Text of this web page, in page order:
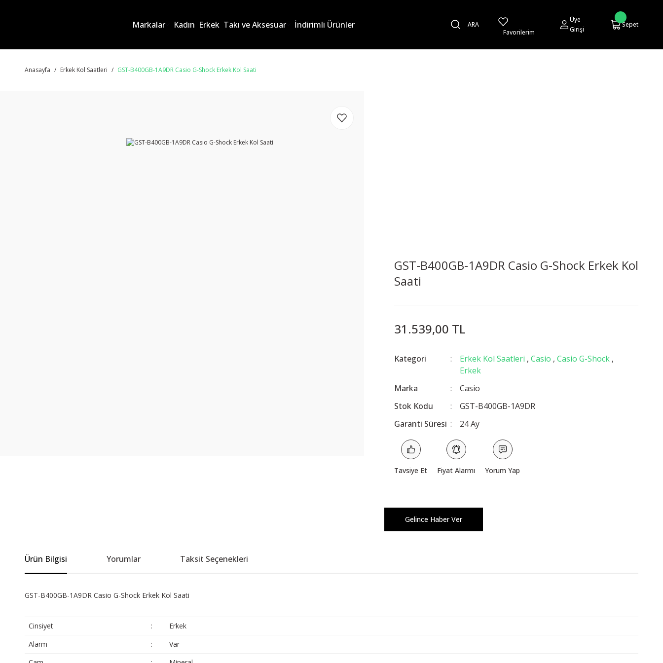
Markalar Kadın Erkek Takı ve Aksesuar İndirimli Ürünler
ARA
Favorilerim
Üye
Girişi
Sepet
Anasayfa Erkek Kol Saatleri GST-B400GB-1A9DR Casio G-Shock Erkek Kol Saati
GST-B400GB-1A9DR Casio G-Shock Erkek Kol
Saati
31.539,00 TL
Kategori Erkek Kol Saatleri , Casio , Casio G-Shock ,
Erkek
Marka
Casio
Stok Kodu
GST-B400GB-1A9DR
Garanti Süresi
24 Ay
Tavsiye Et Fiyat Alarmı Yorum Yap
Gelince Haber Ver
Ürün Bilgisi Yorumlar Taksit Seçenekleri
GST-B400GB-1A9DR Casio G-Shock Erkek Kol Saati
Cinsiyet :
Erkek
Alarm
:
Var